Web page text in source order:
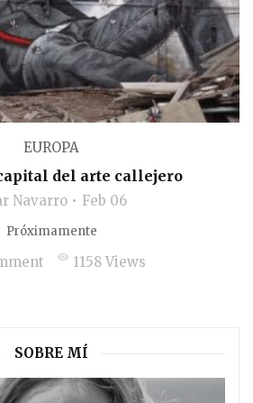
EUROPA
del arte callejero
Navarro Feb 06
Próximamente
visibility 1158 Views
SOBRE MÍ